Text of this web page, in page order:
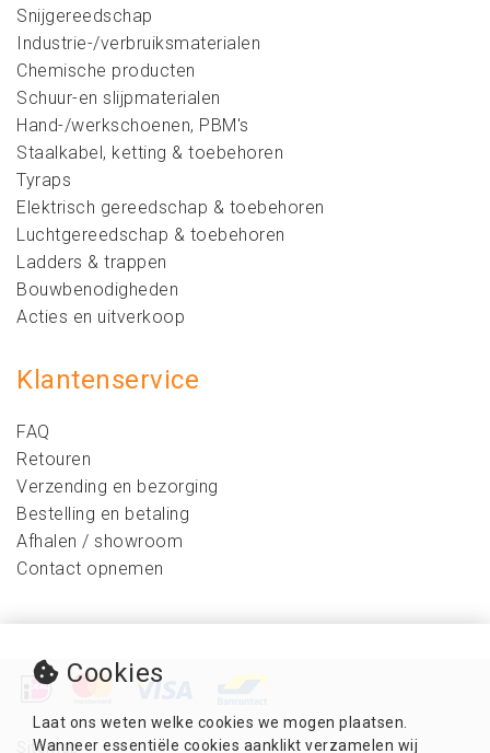
Snijgereedschap
Industrie-/verbruiksmaterialen
Chemische producten
Schuur-en slijpmaterialen
Hand-/werkschoenen, PBM's
Staalkabel, ketting & toebehoren
Tyraps
Elektrisch gereedschap & toebehoren
Luchtgereedschap & toebehoren
Ladders & trappen
Bouwbenodigheden
Acties en uitverkoop
Klantenservice
FAQ
Retouren
Verzending en bezorging
Bestelling en betaling
Afhalen / showroom
Contact opnemen
Sitemap
Cookies
Laat ons weten welke cookies we mogen plaatsen.
Wanneer essentiële cookies aanklikt verzamelen wij